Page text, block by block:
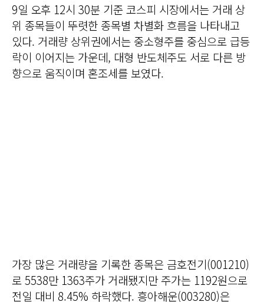
9일 오후 12시 30분 기준 코스피 시장에서는 거래 상
위 종목들이 뚜렷한 종목별 차별화 흐름을 나타내고
있다. 거래량 상위권에서는 중소형주를 중심으로 급등
락이 이어지는 가운데, 대형 반도체주도 서로 다른 방
향으로 움직이며 혼조세를 보였다.
가장 많은 거래량을 기록한 종목은 금호전기(001210)
로 5538만 1363주가 거래됐지만 주가는 1192원으로
전일 대비 8.45% 하락했다. 흥아해운(003280)은